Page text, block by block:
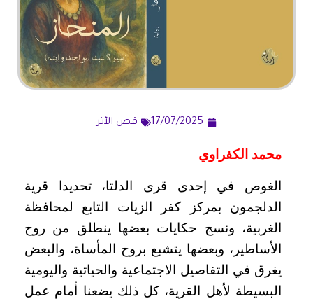
17/07/2025 قص الأثر
محمد الكفراوي
الغوص في إحدى قرى الدلتا، تحديدا قرية
الدلجمون بمركز كفر الزيات التابع لمحافظة
الغربية، ونسج حكايات بعضها ينطلق من روح
الأساطير، وبعضها يتشبع بروح المأساة، والبعض
يغرق في التفاصيل الاجتماعية والحياتية واليومية
البسيطة لأهل القرية، كل ذلك يضعنا أمام عمل